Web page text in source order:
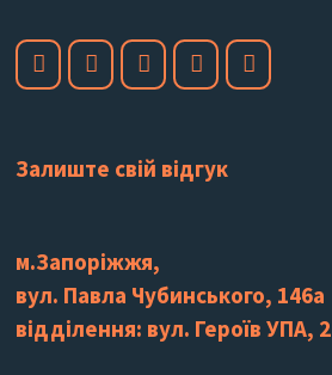
Залиште свій відгук
м.Запоріжжя,
вул. Павла Чубинського, 146а
відділення: вул. Героїв УПА, 2